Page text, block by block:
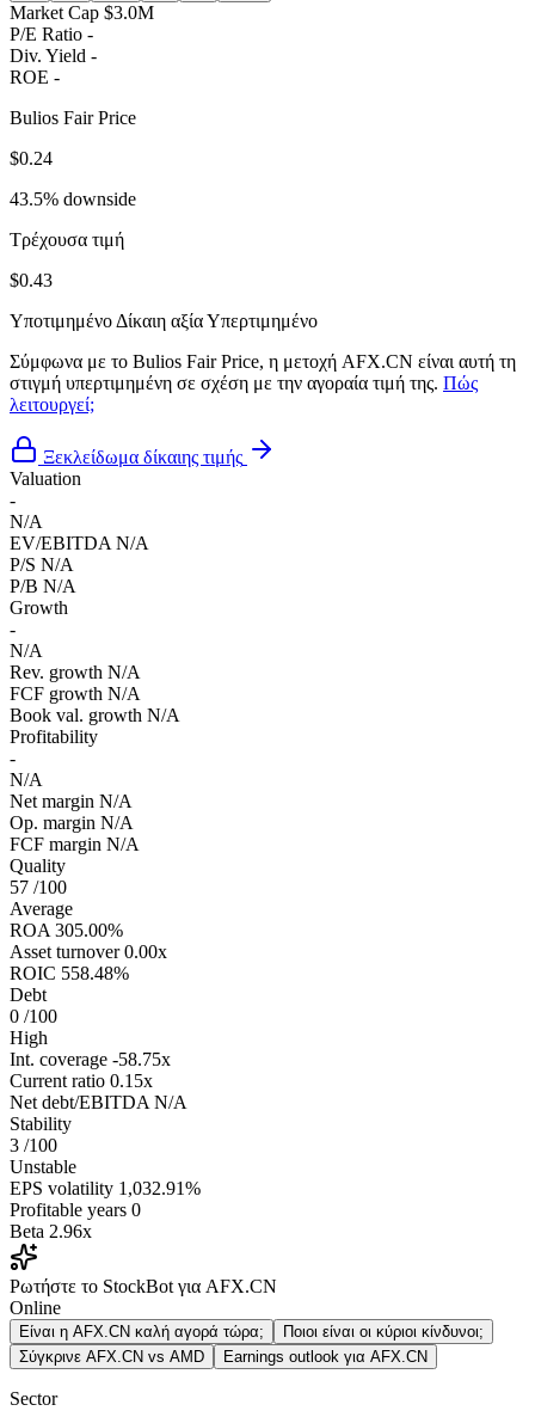
Market Cap $3.0M
P/E Ratio -
Div. Yield -
ROE -
Bulios Fair Price
$0.24
43.5% downside
Τρέχουσα τιμή
$0.43
Υποτιμημένο Δίκαιη αξίαΥπερτιμημένο
Σύμφωνα με το Bulios Fair Price, η μετοχή AFX.CN είναι αυτή τη
στιγμή υπερτιμημένη σε σχέση με την αγοραία τιμή της. Πώς
λειτουργεί;
Ξεκλείδωμα δίκαιης τιμής
Valuation
-
N/A
EV/EBITDA N/A
P/S N/A
P/B N/A
Growth
-
N/A
Rev. growth N/A
FCF growth N/A
Book val. growth N/A
Profitability
-
N/A
Net margin N/A
Op. margin N/A
FCF margin N/A
Quality
57 /100
Average
ROA 305.00%
Asset turnover 0.00x
ROIC 558.48%
Debt
0 /100
High
Int. coverage -58.75x
Current ratio 0.15x
Net debt/EBITDA N/A
Stability
3 /100
Unstable
EPS volatility 1,032.91%
Profitable years 0
Beta 2.96x
Ρωτήστε το StockBot για AFX.CN
Online
Είναι η AFX.CN καλή αγορά τώρα;
Ποιοι είναι οι κύριοι κίνδυνοι;
Σύγκρινε AFX.CN vs AMD
Earnings outlook για AFX.CN
Sector